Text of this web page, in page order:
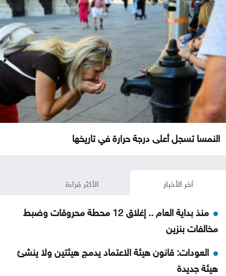
النمسا تسجل أعلى درجة حرارة في تاريخها
آخر الأخبار الأكثر قراءة
منذ بداية العام .. إغلاق 12 محطة محروقات وضبط
مخالفات بنزين
العودات: قانون هيئة الاعتماد يدمج هيئتين ولا ينشئ
هيئة جديدة